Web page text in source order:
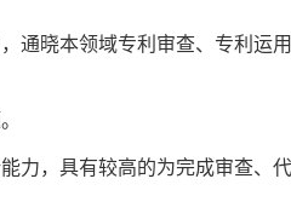
通晓本领域专利审查、专利运
力，具有较高的为完成审查、